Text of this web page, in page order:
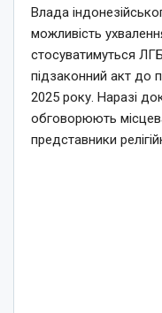
Влада
можливість
стосуватимуться
підзаконний акт до
2025 року. Наразі
обговорюють
представники